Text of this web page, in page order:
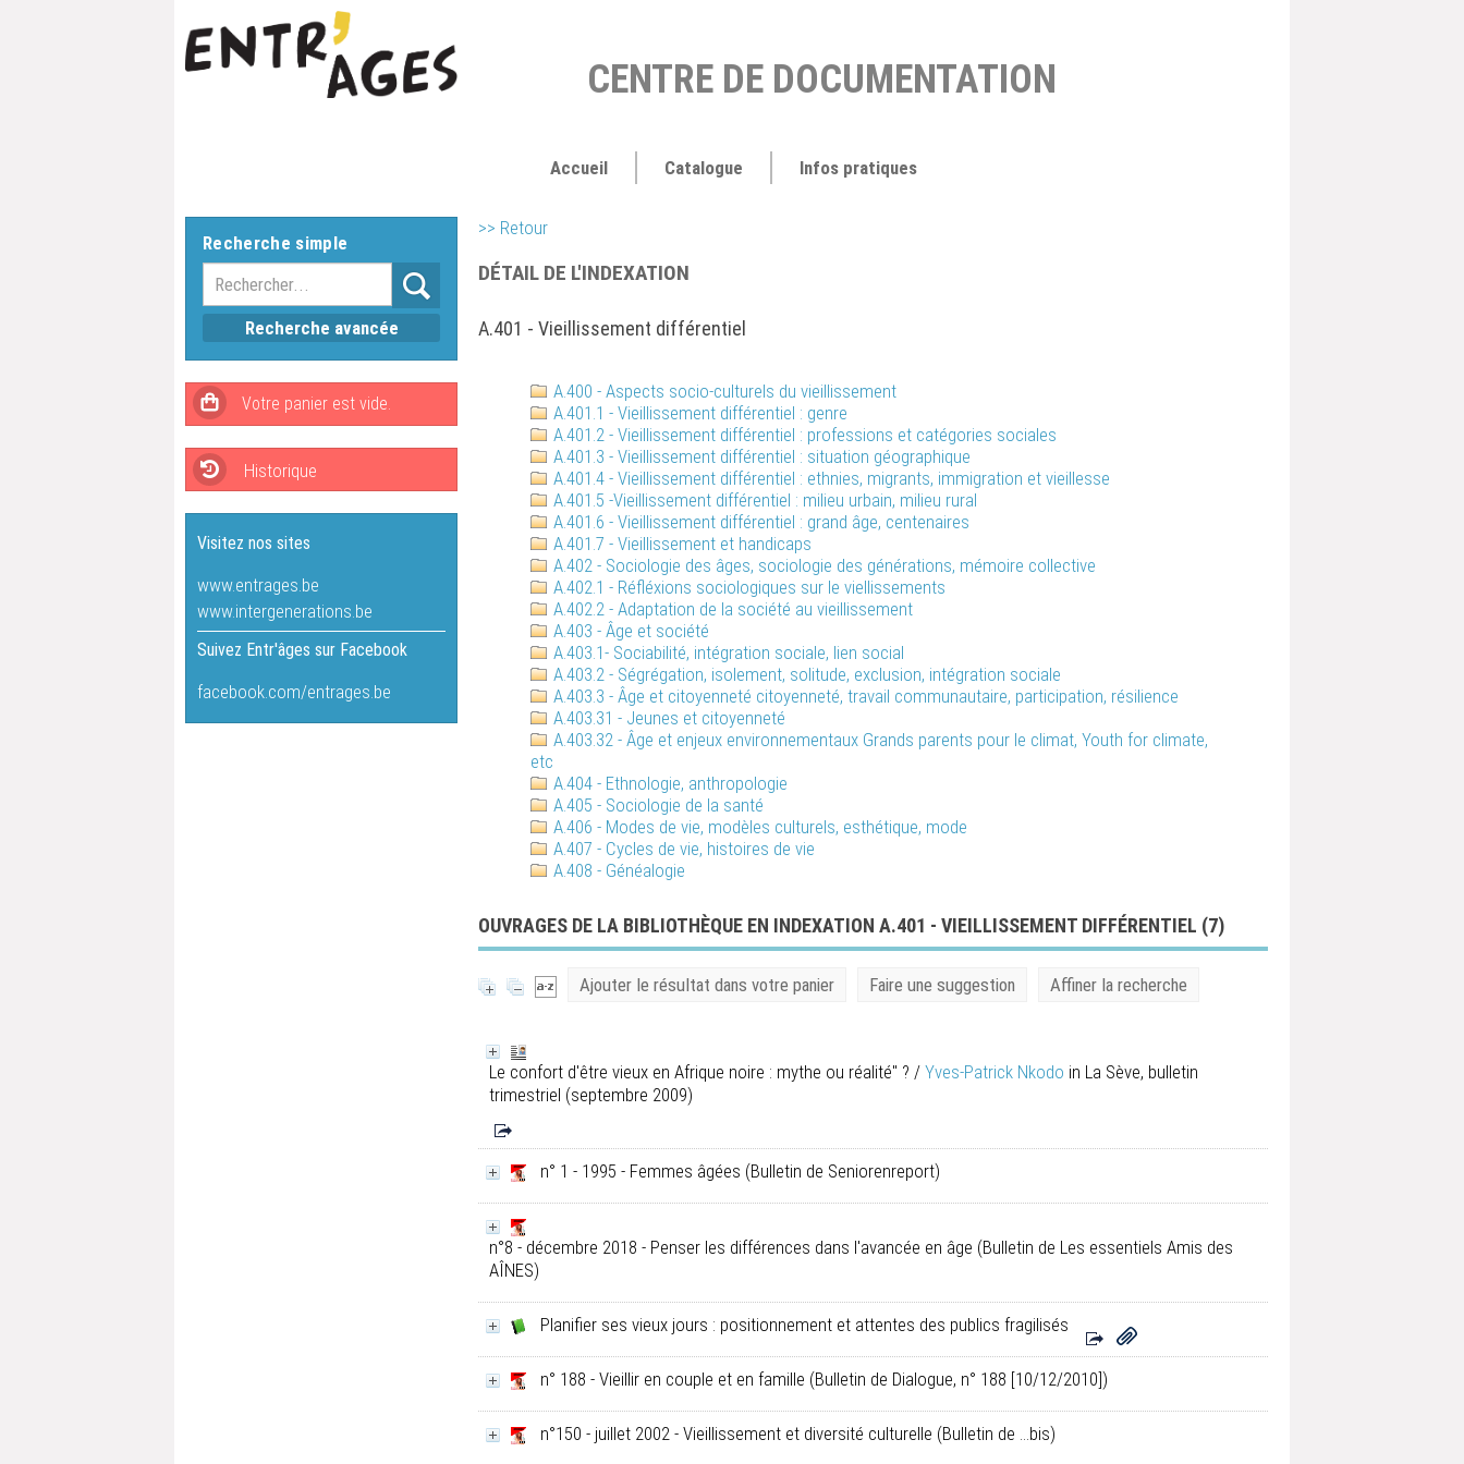
CENTRE DE DOCUMENTATION
Accueil Catalogue Infos pratiques
>> Retour
DÉTAIL DE L'INDEXATION
A.401 - Vieillissement différentiel
A.400 - Aspects socio-culturels du vieillissement
A.401.1 - Vieillissement différentiel : genre
A.401.2 - Vieillissement différentiel : professions et catégories sociales
A.401.3 - Vieillissement différentiel : situation géographique
A.401.4 - Vieillissement différentiel : ethnies, migrants, immigration et vieillesse
A.401.5 -Vieillissement différentiel : milieu urbain, milieu rural
A.401.6 - Vieillissement différentiel : grand âge, centenaires
A.401.7 - Vieillissement et handicaps
A.402 - Sociologie des âges, sociologie des générations, mémoire collective
A.402.1 - Réfléxions sociologiques sur le viellissements
A.402.2 - Adaptation de la société au vieillissement
A.403 - Âge et société
A.403.1- Sociabilité, intégration sociale, lien social
A.403.2 - Ségrégation, isolement, solitude, exclusion, intégration sociale
A.403.3 - Âge et citoyenneté citoyenneté, travail communautaire, participation, résilience
A.403.31 - Jeunes et citoyenneté
A.403.32 - Âge et enjeux environnementaux Grands parents pour le climat, Youth for climate,
etc
A.404 - Ethnologie, anthropologie
A.405 - Sociologie de la santé
A.406 - Modes de vie, modèles culturels, esthétique, mode
A.407 - Cycles de vie, histoires de vie
A.408 - Généalogie
OUVRAGES DE LA BIBLIOTHÈQUE EN INDEXATION A.401 - VIEILLISSEMENT DIFFÉRENTIEL (7)
Ajouter le résultat dans votre panier Faire une suggestion Affiner la recherche
Le confort d'être vieux en Afrique noire : mythe ou réalité" ? / Yves-Patrick Nkodo in La Sève, bulletin
trimestriel (septembre 2009)
n° 1 - 1995 - Femmes âgées (Bulletin de Seniorenreport)
n°8 - décembre 2018 - Penser les différences dans l'avancée en âge (Bulletin de Les essentiels Amis des
AÎNES)
Planifier ses vieux jours : positionnement et attentes des publics fragilisés
n° 188 - Vieillir en couple et en famille (Bulletin de Dialogue, n° 188 [10/12/2010])
n°150 - juillet 2002 - Vieillissement et diversité culturelle (Bulletin de ...bis)
Recherche simple
Recherche avancée
Historique
Visitez nos sites
www.entrages.be
www.intergenerations.be
Suivez Entr'âges sur Facebook
facebook.com/entrages.be